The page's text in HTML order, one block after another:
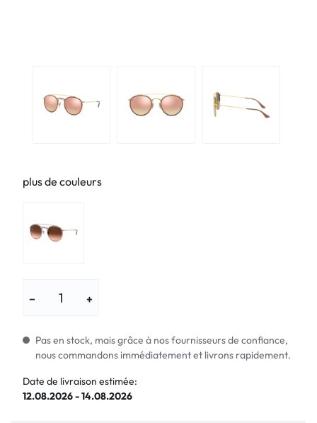
plus de couleurs
− +
Pas en stock, mais grâce à nos fournisseurs de confiance,
nous commandons immédiatement et livrons rapidement.
Date de livraison estimée:
12.08.2026 - 14.08.2026